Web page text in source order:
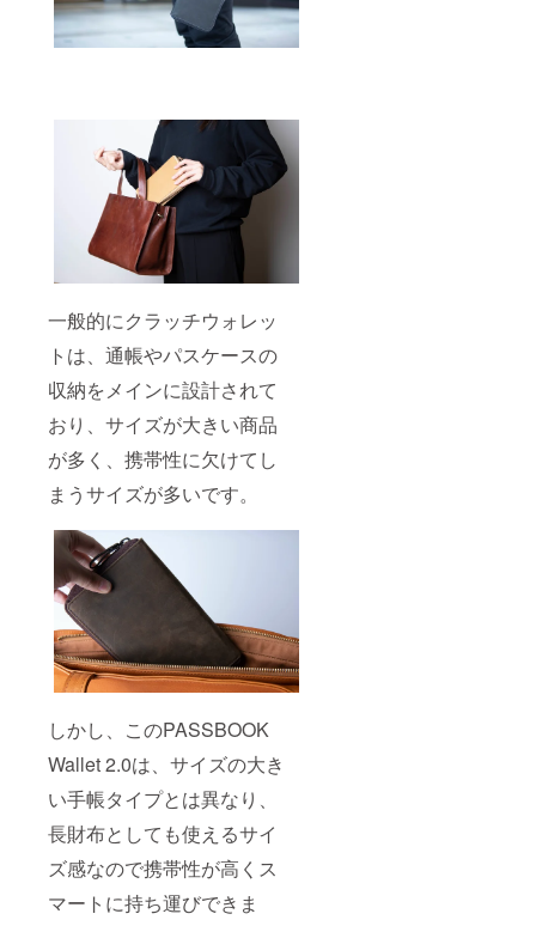
一般的にクラッチウォレッ
トは、通帳やパスケースの
収納をメインに設計されて
おり、サイズが大きい商品
が多く、携帯性に欠けてし
まうサイズが多いです。
しかし、このPASSBOOK
Wallet 2.0は、サイズの大き
い手帳タイプとは異なり、
長財布としても使えるサイ
ズ感なので携帯性が高くス
マートに持ち運びできま